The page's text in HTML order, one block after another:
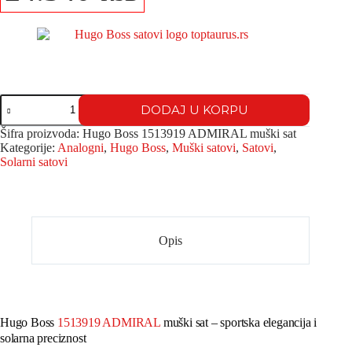
DODAJ U KORPU
Šifra proizvoda: Hugo Boss 1513919 ADMIRAL muški sat
Kategorije: Analogni, Hugo Boss, Muški satovi, Satovi,
Solarni satovi
Opis
Hugo Boss 1513919 ADMIRAL muški sat – sportska elegancija i
solarna preciznost